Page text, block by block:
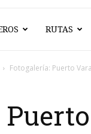
RUTAS
Fotogalería: Puerto